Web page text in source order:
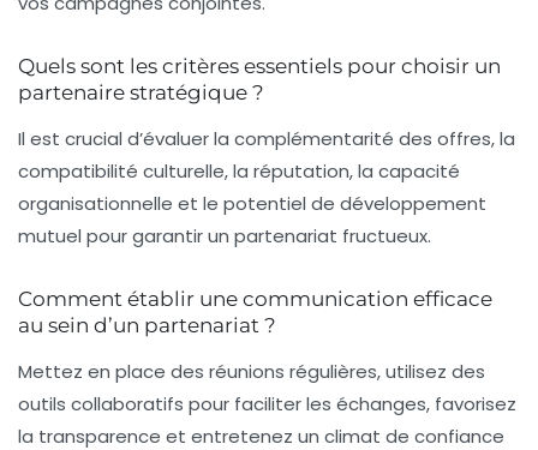
Quels sont les critères essentiels pour choisir un
partenaire stratégique ?
Il est crucial d’évaluer la complémentarité des offres, la
compatibilité culturelle, la réputation, la capacité
organisationnelle et le potentiel de développement
mutuel pour garantir un partenariat fructueux.
Comment établir une communication efficace
au sein d’un partenariat ?
Mettez en place des réunions régulières, utilisez des
outils collaboratifs pour faciliter les échanges, favorisez
la transparence et entretenez un climat de confiance